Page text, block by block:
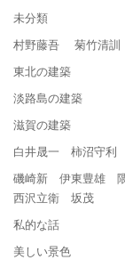
未分類
村野藤吾 菊竹清
東北の建築
淡路島の建築
滋賀の建築
白井晟一 柿沼守利
磯崎新 伊東豊雄
西沢立衛 坂茂
私的な話
美しい景色